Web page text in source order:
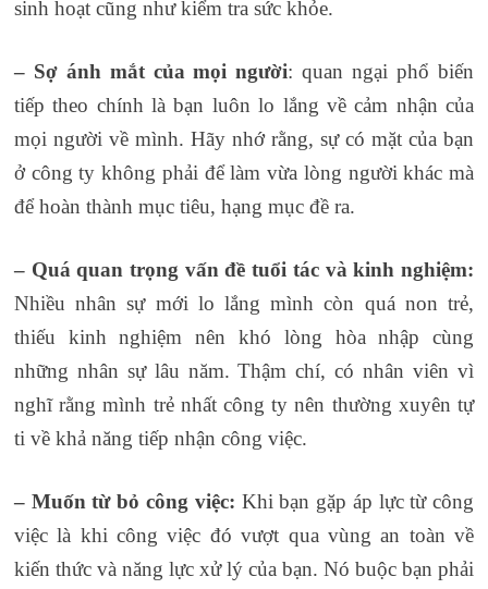
sinh hoạt cũng như kiểm tra sức khỏe.
– Sợ ánh mắt của mọi người: quan ngại phổ biến
tiếp theo chính là bạn luôn lo lắng về cảm nhận của
mọi người về mình. Hãy nhớ rằng, sự có mặt của bạn
ở công ty không phải để làm vừa lòng người khác mà
để hoàn thành mục tiêu, hạng mục đề ra.
– Quá quan trọng vấn đề tuổi tác và kinh nghiệm:
Nhiều nhân sự mới lo lắng mình còn quá non trẻ,
thiếu kinh nghiệm nên khó lòng hòa nhập cùng
những nhân sự lâu năm. Thậm chí, có nhân viên vì
nghĩ rằng mình trẻ nhất công ty nên thường xuyên tự
ti về khả năng tiếp nhận công việc.
– Muốn từ bỏ công việc: Khi bạn gặp áp lực từ công
việc là khi công việc đó vượt qua vùng an toàn về
kiến thức và năng lực xử lý của bạn. Nó buộc bạn phải